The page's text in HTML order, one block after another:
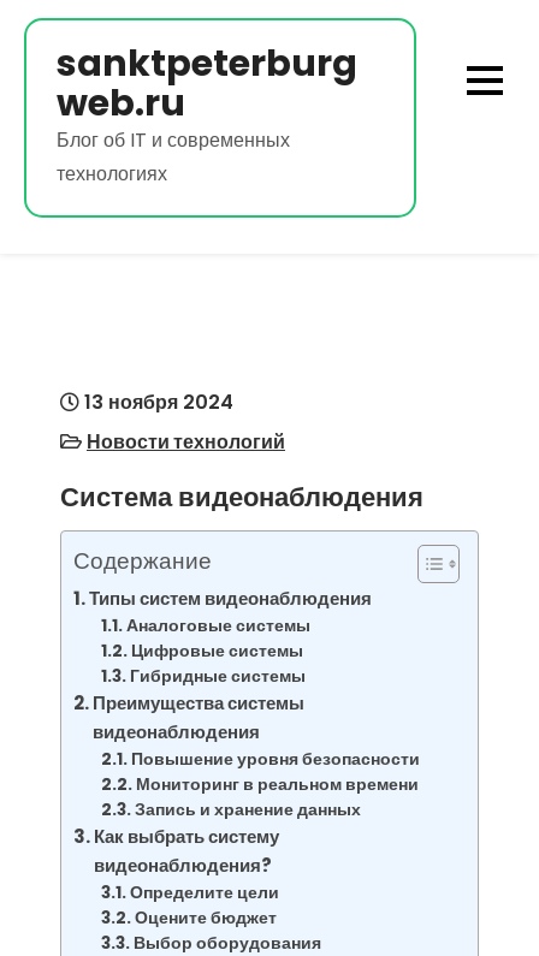
Перейти
содержимому
sanktpeterburg
web.ru
Блог об IT и современных
технологиях
13 ноября 2024
Новости технологий
Система видеонаблюдения
Содержание
Типы систем видеонаблюдения
Аналоговые системы
Цифровые системы
Гибридные системы
Преимущества системы
видеонаблюдения
Повышение уровня безопасности
Мониторинг в реальном времени
Запись и хранение данных
Как выбрать систему
видеонаблюдения?
Определите цели
Оцените бюджет
Выбор оборудования